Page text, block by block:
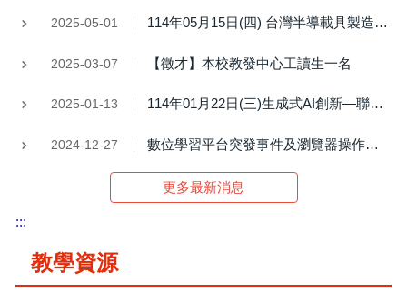
2025-05-01 114年05月15日(四) 台灣半導載具製造巨頭現身說法—如何形塑創新文化的人力政策講座
2025-03-07 【徵才】本校教發中心工讀生一名
2025-01-13 114年01月22日(三)生成式AI創新—聯發科技DaVinci Platform說明會
2024-12-27 數位學習平台突發事件及瀏覽器操作說明
更多最新消息
:::
教學資源